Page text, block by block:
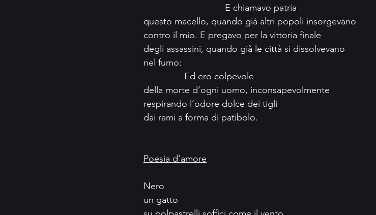
				E chiamavo patria
questo macello, quando già altri popoli insorgevano
contro il mio. E pregavo per la vittoria finale
degli assassini, quando già le città si dissolvevano
nel fumo:
		Ed ero colpevole
della morte d’ogni uomo, inconsapevolmente
respirando l’odore dolce dei tigli
dai rami a forma di patibolo.
Poesia d’amore
Nero
un gatto